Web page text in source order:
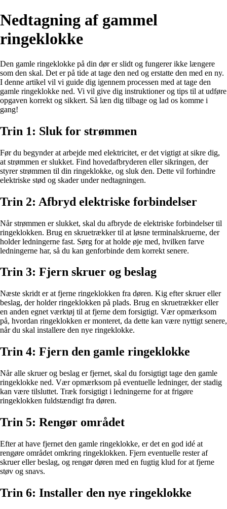
Nedtagning af gammel
ringeklokke
Den gamle ringeklokke på din dør er slidt og fungerer ikke længere
som den skal. Det er på tide at tage den ned og erstatte den med en ny.
I denne artikel vil vi guide dig igennem processen med at tage den
gamle ringeklokke ned. Vi vil give dig instruktioner og tips til at udføre
opgaven korrekt og sikkert. Så læn dig tilbage og lad os komme i
gang!
Trin 1: Sluk for strømmen
Før du begynder at arbejde med elektricitet, er det vigtigt at sikre dig,
at strømmen er slukket. Find hovedafbryderen eller sikringen, der
styrer strømmen til din ringeklokke, og sluk den. Dette vil forhindre
elektriske stød og skader under nedtagningen.
Trin 2: Afbryd elektriske forbindelser
Når strømmen er slukket, skal du afbryde de elektriske forbindelser til
ringeklokken. Brug en skruetrækker til at løsne terminalskruerne, der
holder ledningerne fast. Sørg for at holde øje med, hvilken farve
ledningerne har, så du kan genforbinde dem korrekt senere.
Trin 3: Fjern skruer og beslag
Næste skridt er at fjerne ringeklokken fra døren. Kig efter skruer eller
beslag, der holder ringeklokken på plads. Brug en skruetrækker eller
en anden egnet værktøj til at fjerne dem forsigtigt. Vær opmærksom
på, hvordan ringeklokken er monteret, da dette kan være nyttigt senere,
når du skal installere den nye ringeklokke.
Trin 4: Fjern den gamle ringeklokke
Når alle skruer og beslag er fjernet, skal du forsigtigt tage den gamle
ringeklokke ned. Vær opmærksom på eventuelle ledninger, der stadig
kan være tilsluttet. Træk forsigtigt i ledningerne for at frigøre
ringeklokken fuldstændigt fra døren.
Trin 5: Rengør området
Efter at have fjernet den gamle ringeklokke, er det en god idé at
rengøre området omkring ringeklokken. Fjern eventuelle rester af
skruer eller beslag, og rengør døren med en fugtig klud for at fjerne
støv og snavs.
Trin 6: Installer den nye ringeklokke